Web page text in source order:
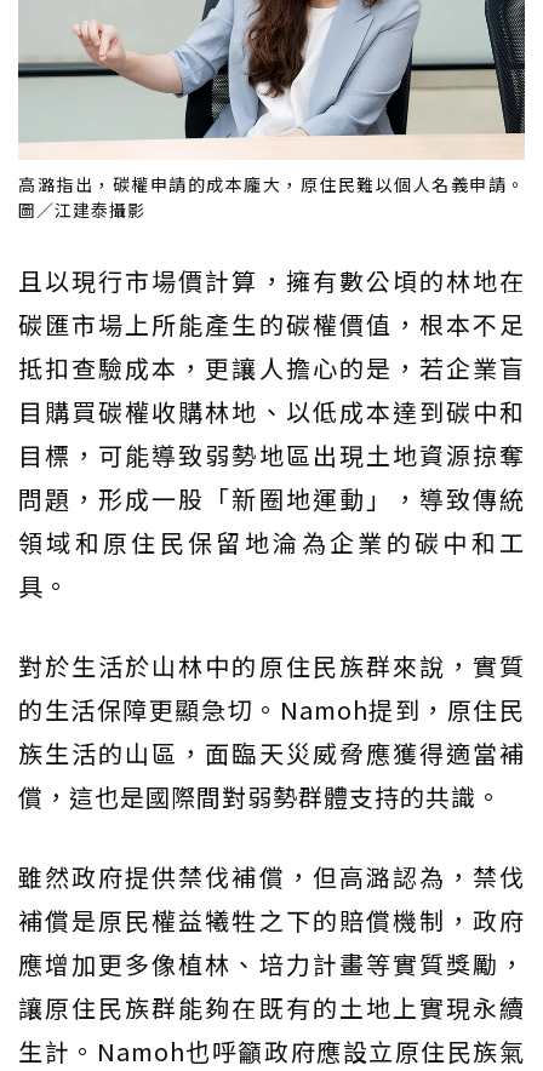
高潞指出，碳權申請的成本龐大，原住民難以個人名義申請。
圖／江建泰攝影
且以現行市場價計算，擁有數公頃的林地在
碳匯市場上所能產生的碳權價值，根本不足
抵扣查驗成本，更讓人擔心的是，若企業盲
目購買碳權收購林地、以低成本達到碳中和
目標，可能導致弱勢地區出現土地資源掠奪
問題，形成一股「新圈地運動」，導致傳統
領域和原住民保留地淪為企業的碳中和工
具。
對於生活於山林中的原住民族群來說，實質
的生活保障更顯急切。Namoh提到，原住民
族生活的山區，面臨天災威脅應獲得適當補
償，這也是國際間對弱勢群體支持的共識。
雖然政府提供禁伐補償，但高潞認為，禁伐
補償是原民權益犧牲之下的賠償機制，政府
應增加更多像植林、培力計畫等實質獎勵，
讓原住民族群能夠在既有的土地上實現永續
生計。Namoh也呼籲政府應設立原住民族氣